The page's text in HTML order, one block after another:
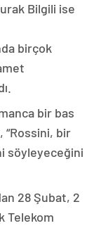
Bilgili ise
birçok
bir bas
“Rossini, bir
söyleyeceğini
28 Şubat, 2
Telekom